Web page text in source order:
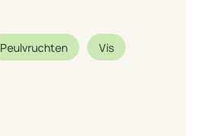
Peulvruchten Vis